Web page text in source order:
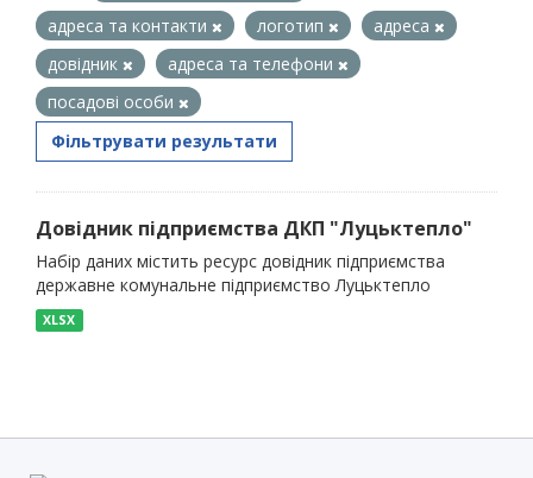
адреса та контакти
логотип
адреса
довідник
адреса та телефони
посадові особи
Фільтрувати результати
Довідник підприємства ДКП "Луцьктепло"
Набір даних містить ресурс довідник підприємства
державне комунальне підприємство Луцьктепло
XLSX